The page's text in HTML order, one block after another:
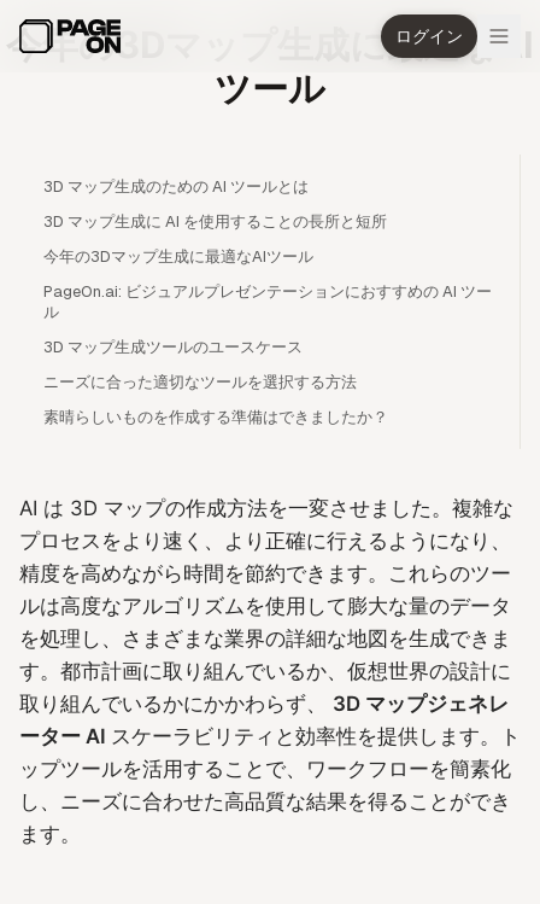
ログイン
今年の3Dマップ生成に最適なAI
ツール
3D マップ生成のための AI ツールとは
3D マップ生成に AI を使用することの長所と短所
今年の3Dマップ生成に最適なAIツール
PageOn.ai: ビジュアルプレゼンテーションにおすすめの AI ツー
ル
3D マップ生成ツールのユースケース
ニーズに合った適切なツールを選択する方法
素晴らしいものを作成する準備はできましたか？
AI は 3D マップの作成方法を一変させました。複雑な
プロセスをより速く、より正確に行えるようになり、
精度を高めながら時間を節約できます。これらのツー
ルは高度なアルゴリズムを使用して膨大な量のデータ
を処理し、さまざまな業界の詳細な地図を生成できま
す。都市計画に取り組んでいるか、仮想世界の設計に
取り組んでいるかにかかわらず、 3D マップジェネレ
ーター AI スケーラビリティと効率性を提供します。ト
ップツールを活用することで、ワークフローを簡素化
し、ニーズに合わせた高品質な結果を得ることができ
ます。